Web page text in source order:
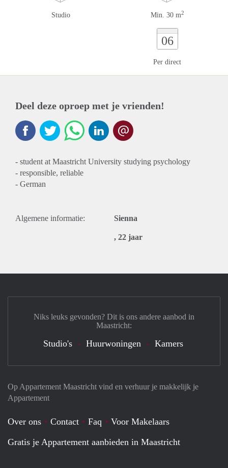
Studio Min. 30 m2
06
Per direct
Deel deze oproep met je vrienden!
- student at Maastricht University studying psychology
- responsible, reliable
- German
Algemene informatie: Sienna
, 22 jaar
Op Appartement Maastricht vind en verhuur je makkelijk je
Appartement
Over ons Contact Faq
Voor Makelaars
Gratis je Appartement aanbieden in Maastricht
Niks leuks gevonden? Dit is ons andere aanbod in
Maastricht:
Studio's Huurwoningen Kamers